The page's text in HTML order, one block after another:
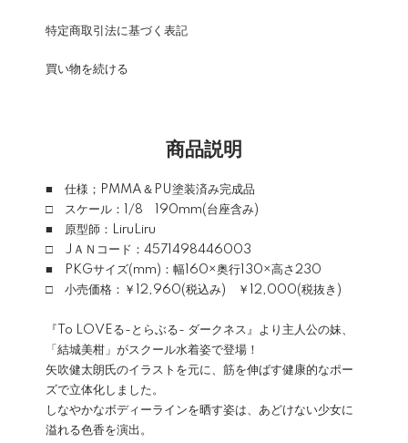
特定商取引法に基づく表記
買い物を続ける
商品説明
■ 仕様；PMMA＆PU塗装済み完成品
□ スケール：1/8 190mm(台座含み)
■ 原型師：LiruLiru
□ JＡＮコード：4571498446003
■ PKGサイズ(mm)：幅160×奥行130×高さ230
□ 小売価格：￥12,960(税込み) ￥12,000(税抜き)
『To LOVEる-とらぶる- ダークネス』より主人公の妹、
「結城美柑」がスクール水着姿で登場！
矢吹健太朗氏のイラストを元に、筋を伸ばす健康的なポー
ズで立体化しました。
しなやかなボディーラインを晒す姿は、あどけない少女に
溢れる色香を演出。